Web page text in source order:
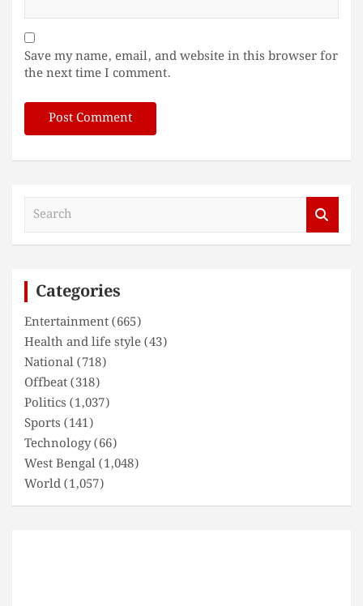
Save my name, email, and website in this browser for
the next time I comment.
Categories
Entertainment(665)
Health and life style(43)
National(718)
Offbeat(318)
Politics (1,037)
Sports (141)
Technology(66)
West Bengal(1,048)
World(1,057)